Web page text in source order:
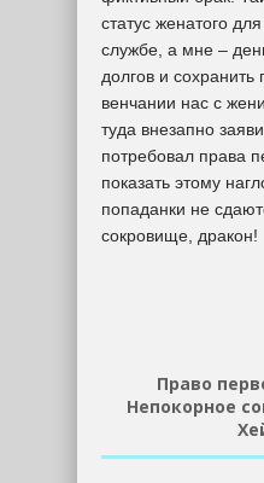
статус женатого
службе, а мне –
долгов и
венчании нас с
туда внезапно
потребовал права
показать этому
попаданки не
сокровище, дракон!
Право
Непокорное